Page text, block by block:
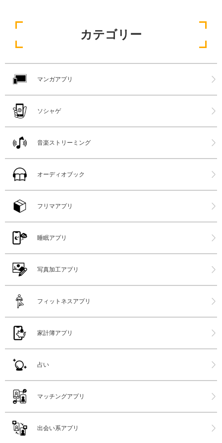
カテゴリー
マンガアプリ
ソシャゲ
音楽ストリーミング
オーディオブック
フリマアプリ
睡眠アプリ
写真加工アプリ
フィットネスアプリ
家計簿アプリ
占い
マッチングアプリ
出会い系アプリ